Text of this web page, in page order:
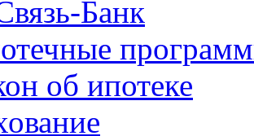
Банк
об ипотеке